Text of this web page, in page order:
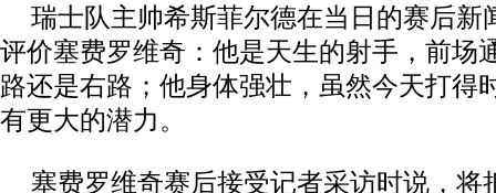
瑞士队主帅希斯菲尔德在当日的赛后新
评价塞费罗维奇：他是天生的射手，前场
路还是右路；他身体强壮，虽然今天打得
有更大的潜力。
塞费罗维奇赛后接受记者采访时说，将